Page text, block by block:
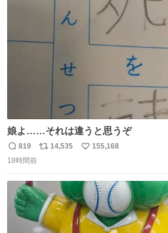
娘よ……それは違うと思うぞ
返
信
819
リ
ト
数
14,535
い
数
155,168
18時間前